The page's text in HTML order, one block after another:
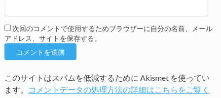
次回のコメントで使用するためブラウザーに自分の名前、メール
アドレス、サイトを保存する。
このサイトはスパムを低減するために Akismet を使ってい
ます。
コメントデータの処理方法の詳細はこちらをご覧く